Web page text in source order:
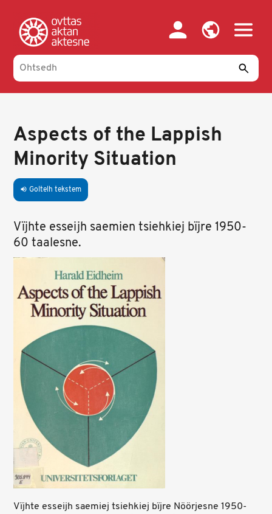
main
content
Aspects of the Lappish
Minority Situation
volume_up Goltelh tekstem
Vïjhte esseijh saemien tsiehkiej bïjre 1950-
60 taalesne.
Vïjhte esseijh saemiej tsiehkiej bïjre Nöörjesne 1950-